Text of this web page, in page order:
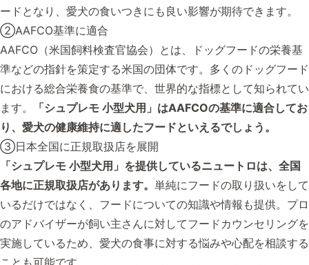
ードとなり、愛犬の食いつきにも良い影響が期待できます。
②AAFCO基準に適合
AAFCO（米国飼料検査官協会）とは、ドッグフードの栄養基
準などの指針を策定する米国の団体です。多くのドッグフード
における総合栄養食の基準で、世界的な指標として知られてい
ます。
「シュプレモ 小型犬用」はAAFCOの基準に適合してお
り、愛犬の健康維持に適したフードといえるでしょう。
③日本全国に正規取扱店を展開
「シュプレモ 小型犬用」を提供しているニュートロは、全国
各地に正規取扱店があります。 単純にフードの取り扱いをして
いるだけではなく、フードについての知識や情報も提供。プロ
のアドバイザーが飼い主さんに対してフードカウンセリングを
実施しているため、愛犬の食事に対する悩みや心配を相談する